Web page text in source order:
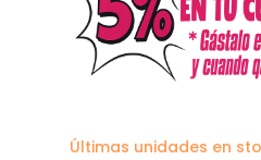
Últimas unidades en